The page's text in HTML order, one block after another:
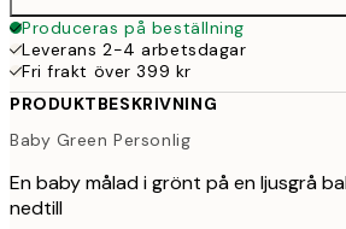
Produceras på beställning
Leverans 2-4 arbetsdagar
Fri frakt över 399 kr
PRODUKTBESKRIVNING
Baby Green Personlig
En baby målad i grönt på en ljusgrå
nedtill